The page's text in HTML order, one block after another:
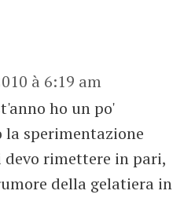
à 6:19 am
ho un po'
la sperimentazione
rimettere in pari,
della gelatiera in